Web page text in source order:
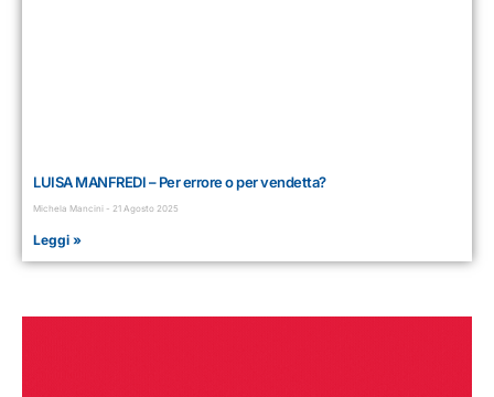
LUISA MANFREDI – Per errore o per vendetta?
Michela Mancini 21 Agosto 2025
Leggi »